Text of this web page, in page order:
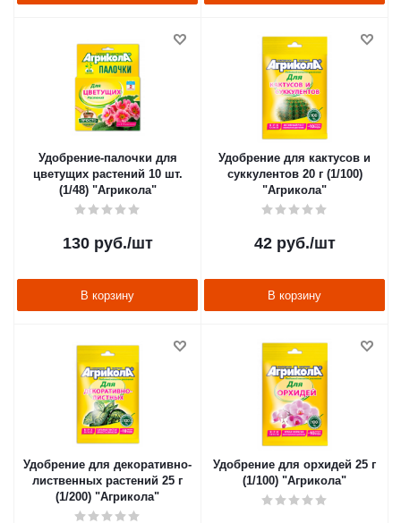
Удобрение-палочки для
цветущих растений 10 шт.
(1/48) "Агрикола"
130руб./шт
В корзину
Удобрение для кактусов и
суккулентов 20 г (1/100)
"Агрикола"
42руб./шт
В корзину
Удобрение для декоративно-
лиственных растений 25 г
(1/200) "Агрикола"
Удобрение для орхидей 25 г
(1/100) "Агрикола"